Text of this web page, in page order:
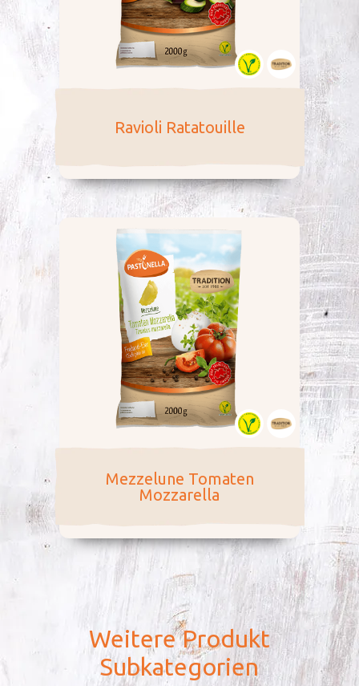
Ravioli Ratatouille
Mezzelune Tomaten
Mozzarella
Weitere Produkt
Subkategorien